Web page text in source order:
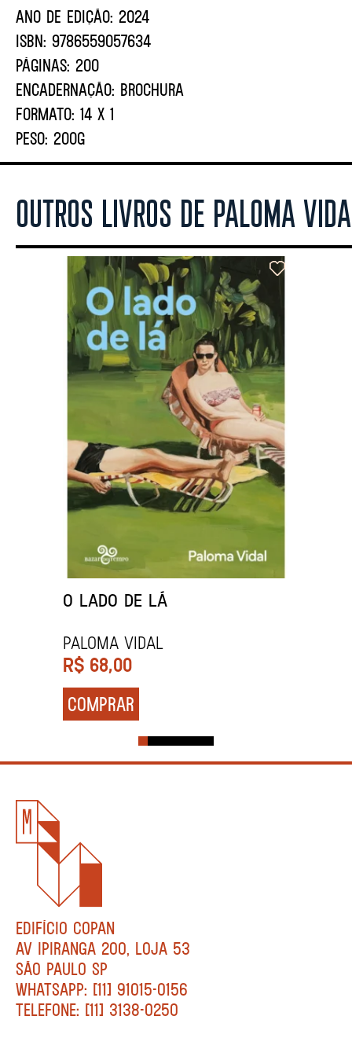
ANO DE EDIÇÃO: 2024
ISBN: 9786559057634
PÁGINAS: 200
ENCADERNAÇÃO: BROCHURA
FORMATO: 14 X 1
PESO: 200G
OUTROS LIVROS DE PALOMA
O LADO DE LÁ
PALOMA VIDAL
R$ 68,00
COMPRAR
EDIFÍCIO COPAN
AV IPIRANGA 200, LOJA 53
SÃO PAULO SP
WHATSAPP: [11] 91015-0156
TELEFONE: [11] 3138-0250